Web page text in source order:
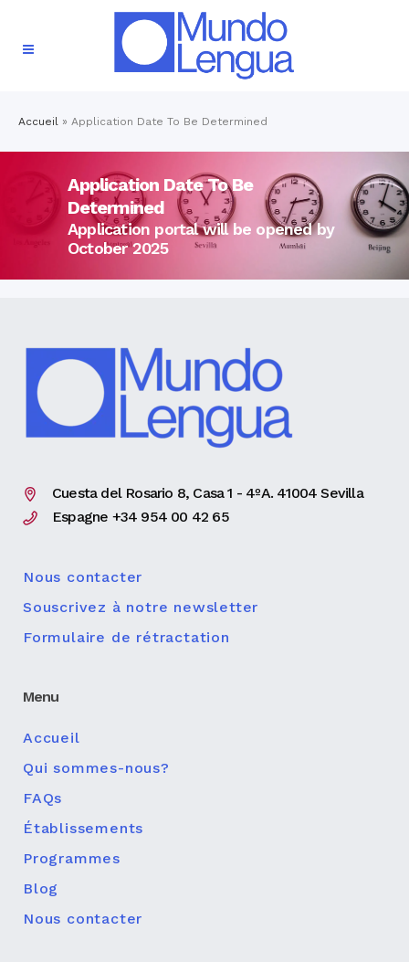
Accueil » Application Date To Be Determined
Application Date To Be
Determined
Application portal will be opened by
October 2025
Cuesta del Rosario 8, Casa 1 - 4ºA. 41004 Sevilla
Espagne +34 954 00 42 65
Nous contacter
Souscrivez à notre newsletter
Formulaire de rétractation
Menu
Accueil
Qui sommes-nous?
FAQs
Établissements
Programmes
Blog
Nous contacter